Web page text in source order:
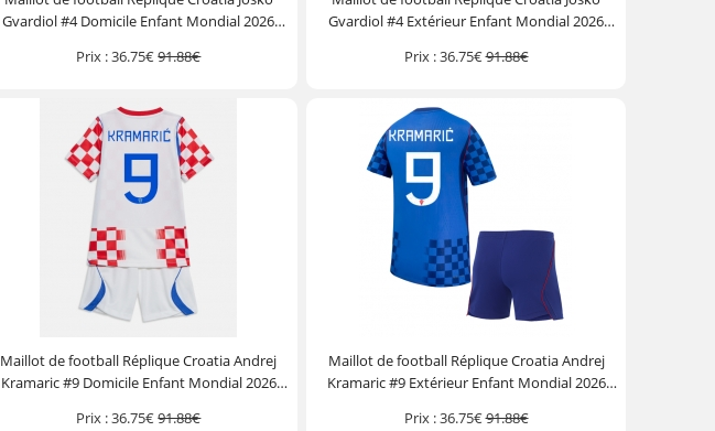
Gvardiol #4 Domicile Enfant Mondial 2026
Prix :36.75€91.88€
Gvardiol #4 Extérieur Enfant Mondial 2026
Prix :36.75€91.88€
Maillot de football Réplique Croatia Andrej
Kramaric #9 Domicile Enfant Mondial 2026
Prix :36.75€91.88€
Maillot de football Réplique Croatia Andrej
Kramaric #9 Extérieur Enfant Mondial 2026
Prix :36.75€91.88€